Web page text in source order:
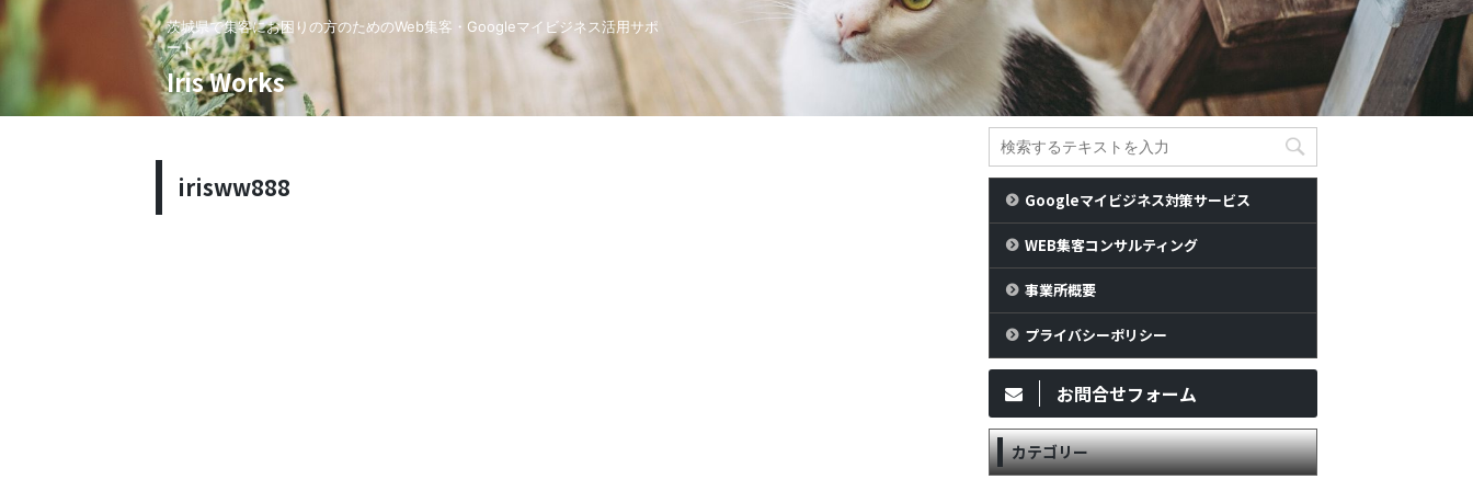
茨城県で集客にお困りの方のためのWeb集客・Googleマイビジネス活用サポ
ート
Iris Works
irisww888 Googleマイビジネス対策サービス
WEB集客コンサルティング
事業所概要
プライバシーポリシー
お問合せフォーム
カテゴリー